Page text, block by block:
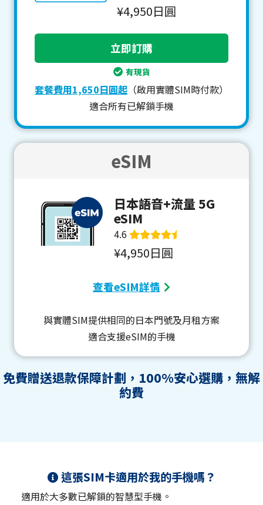
¥4,950日圓
有現貨
套餐費用1,650日圓起 （啟用實體SIM時付款）
適合所有已解鎖手機
eSIM
日本語音+流量 5G
eSIM
4.6
¥4,950日圓
查看eSIM詳情
與實體SIM提供相同的日本門號及月租方案
適合支援eSIM的手機
免費贈送退款保障計劃，100%安心選購，無解
約費
這張SIM卡適用於我的手機嗎？
適用於大多數已解鎖的智慧型手機。